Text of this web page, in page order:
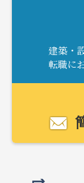
建築・
転職に